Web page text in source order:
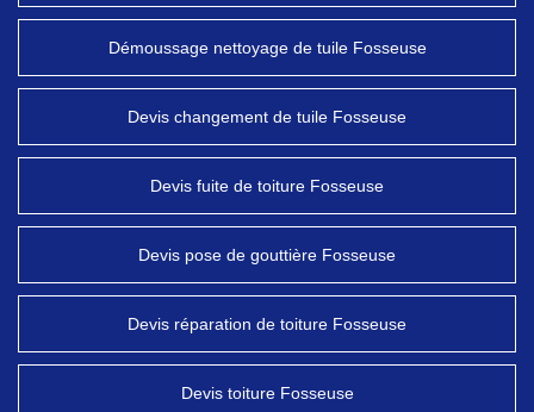
Démoussage nettoyage de tuile Fosseuse
Devis changement de tuile Fosseuse
Devis fuite de toiture Fosseuse
Devis pose de gouttière Fosseuse
Devis réparation de toiture Fosseuse
Devis toiture Fosseuse